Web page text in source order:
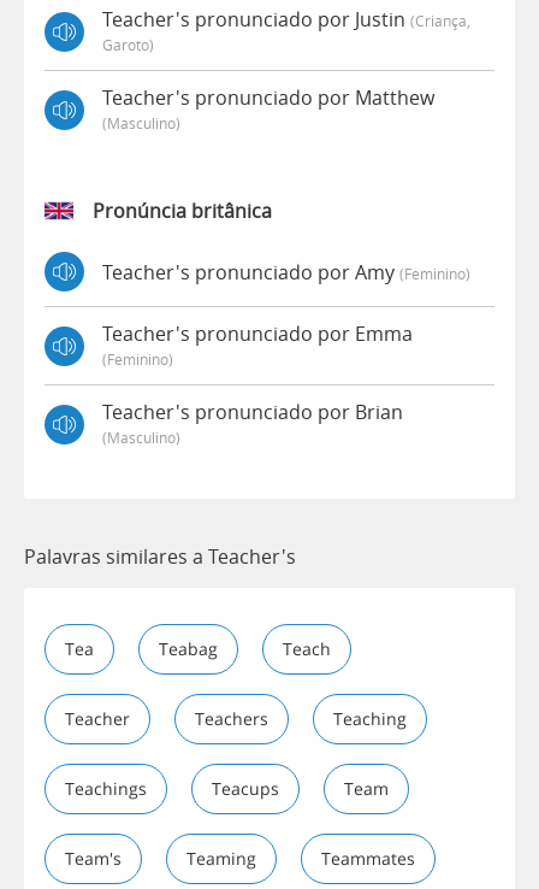
Teacher's pronunciado por Justin (criança,
Garoto)
Teacher's pronunciado por Matthew
(masculino)
Pronúncia britânica
Teacher's pronunciado por Amy (feminino)
Teacher's pronunciado por Emma
(feminino)
Teacher's pronunciado por Brian
(masculino)
Palavras similares a Teacher's
Tea Teabag Teach
Teacher Teachers Teaching
Teachings Teacups Team
Team's Teaming Teammates